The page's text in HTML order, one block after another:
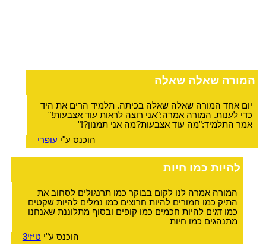
המורה שאלה שאלה
יום אחד המורה שאלה שאלה בכיתה. תלמיד הרים את היד
כדי לענות. המורה אמרה:"אני רוצה לראות עוד אצבעות!"
אמר התלמיד:"מה עוד אצבעות?מה אני תמנון?!"
הוכנס ע"י עופרי
להיות כמו חיות
המורה אמרה לנו לקום בבוקר כמו תרנגולים לסחוב את
התיק כמו חמורים להיות חרוצים כמו נמלים להיות שקטים
כמו דגים להיות חכמים כמו קופים ובסוף מתלוננת שאנחנו
מתנהגים כמו חיות
הוכנס ע"י טיזי3